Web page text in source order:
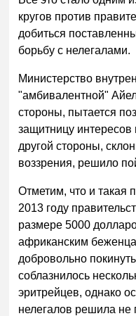
кругов против
добиться
борьбу с нелегалами.
Министерство
"амбивалентной"
стороны, пытается
защитницу интересов
другой стороны,
воззрения, решило
Отметим, что и такая
2013 году
размере 5000
африканским
добровольно
соблазнилось
эритрейцев, однако
нелегалов решила не